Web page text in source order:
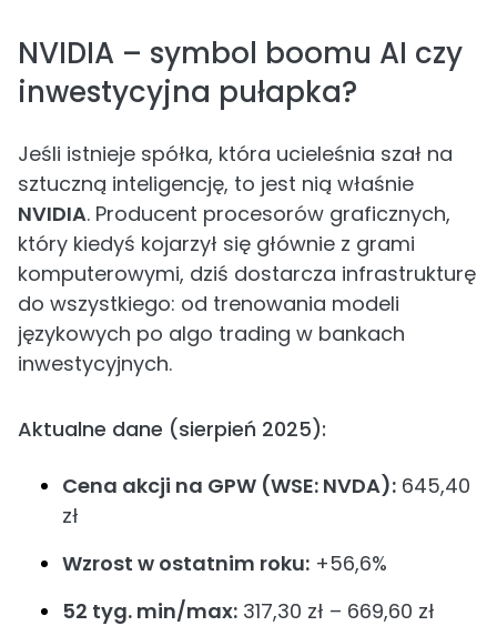
NVIDIA – symbol boomu AI czy
inwestycyjna pułapka?
Jeśli istnieje spółka, która ucieleśnia szał na
sztuczną inteligencję, to jest nią właśnie
NVIDIA. Producent procesorów graficznych,
który kiedyś kojarzył się głównie z grami
komputerowymi, dziś dostarcza infrastrukturę
do wszystkiego: od trenowania modeli
językowych po algo trading w bankach
inwestycyjnych.
Aktualne dane (sierpień 2025):
Cena akcji na GPW (WSE: NVDA): 645,40
zł
Wzrost w ostatnim roku: +56,6%
52 tyg. min/max: 317,30 zł – 669,60 zł